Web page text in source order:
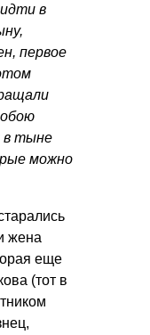
в
первое
в тыне
можно
жена
еще
(тот в